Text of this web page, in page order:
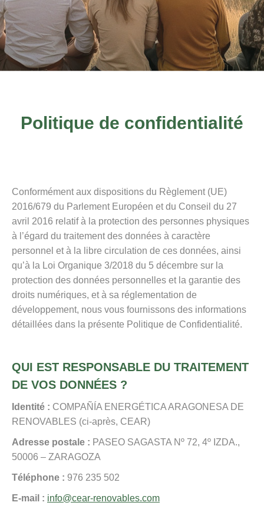
Politique de confidentialité
Conformément aux dispositions du Règlement (UE)
2016/679 du Parlement Européen et du Conseil du 27
avril 2016 relatif à la protection des personnes physiques
à l’égard du traitement des données à caractère
personnel et à la libre circulation de ces données, ainsi
qu’à la Loi Organique 3/2018 du 5 décembre sur la
protection des données personnelles et la garantie des
droits numériques, et à sa réglementation de
développement, nous vous fournissons des informations
détaillées dans la présente Politique de Confidentialité.
QUI EST RESPONSABLE DU TRAITEMENT
DE VOS DONNÉES ?
Identité : COMPAÑÍA ENERGÉTICA ARAGONESA DE
RENOVABLES (ci-après, CEAR)
Adresse postale : PASEO SAGASTA Nº 72, 4º IZDA.,
50006 – ZARAGOZA
Téléphone : 976 235 502
E-mail : info@cear-renovables.com